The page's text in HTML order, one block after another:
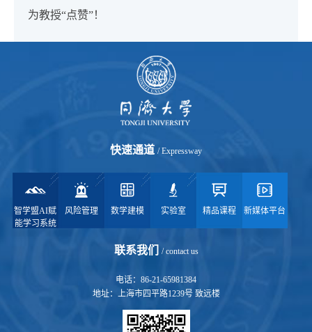
为教授“点赞”！
快速通道 / Expressway
智学盟AI赋
能学习系统
风险管理 数学建模 实验室 精品课程 新媒体平台
联系我们 / contact us
电话：86-21-65981384
地址：上海市四平路1239号 致远楼